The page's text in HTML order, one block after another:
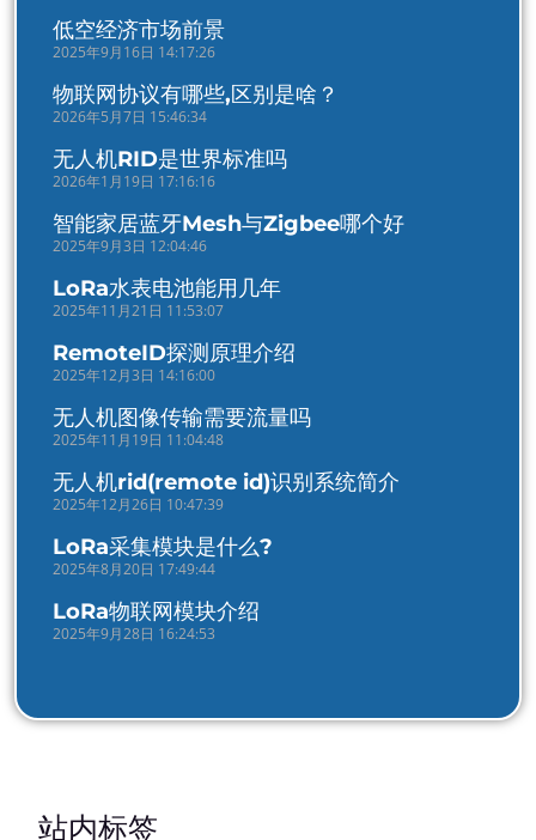
低空经济市场前景
2025年9月16日 14:17:26
物联网协议有哪些,区别是啥？
2026年5月7日 15:46:34
无人机RID是世界标准吗
2026年1月19日 17:16:16
智能家居蓝牙Mesh与Zigbee哪个好
2025年9月3日 12:04:46
LoRa水表电池能用几年
2025年11月21日 11:53:07
RemoteID探测原理介绍
2025年12月3日 14:16:00
无人机图像传输需要流量吗
2025年11月19日 11:04:48
无人机rid(remote id)识别系统简介
2025年12月26日 10:47:39
LoRa采集模块是什么?
2025年8月20日 17:49:44
LoRa物联网模块介绍
2025年9月28日 16:24:53
站内标签